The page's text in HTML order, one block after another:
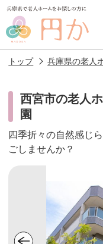
老人ホームを
探す
老人ホームの種類
スタッフ紹介
トップ 兵庫県の老人
西宮市の老人
園
四季折々の自然感じ
ごしませんか？